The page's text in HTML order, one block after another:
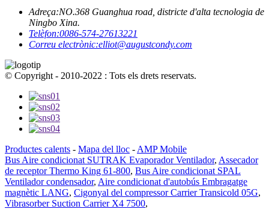
Adreça:NO.368 Guanghua road, districte d'alta tecnologia de
Ningbo Xina.
Telèfon:0086-574-27613221
Correu electrònic:elliot@augustcondy.com
© Copyright - 2010-2022 : Tots els drets reservats.
Productes calents - Mapa del lloc - AMP Mobile
Bus Aire condicionat SUTRAK Evaporador Ventilador, Assecador
de receptor Thermo King 61-800, Bus Aire condicionat SPAL
Ventilador condensador, Aire condicionat d'autobús Embragatge
magnètic LANG, Cigonyal del compressor Carrier Transicold 05G,
Vibrasorber Suction Carrier X4 7500,